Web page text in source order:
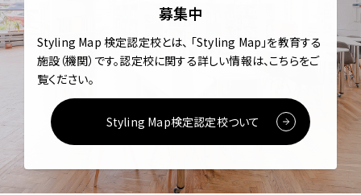
募集中
Styling Map 検定認定校とは、 「Styling Map」を教育する
施設（機関）です。認定校に関する詳しい情報は、こちらをご
覧ください。
Styling Map検定認定校ついて